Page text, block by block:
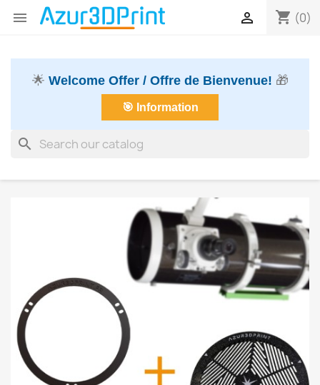
 shopping_cart (0)

🌟 Welcome Offer / Offre de Bienvenue! 🎁
🎯 Information
search